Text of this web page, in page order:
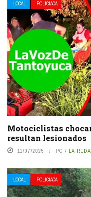
LOCAL POLICIACA
Motociclistas
resultan lesionados
11/07/2025 POR LA
LOCAL POLICIACA